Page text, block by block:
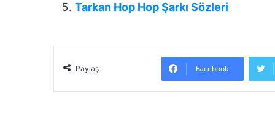
Tarkan Hop Hop Şarkı Sözleri
Paylaş Facebook